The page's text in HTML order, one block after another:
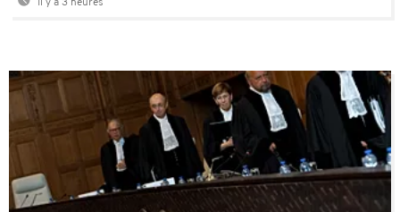
Il y a 3 heures